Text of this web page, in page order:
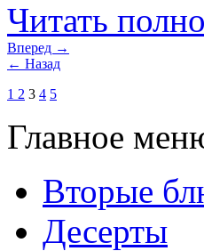
Читать
Вперед →
← Назад
1 2 3 4 5
Главное
Вторые
Десерты